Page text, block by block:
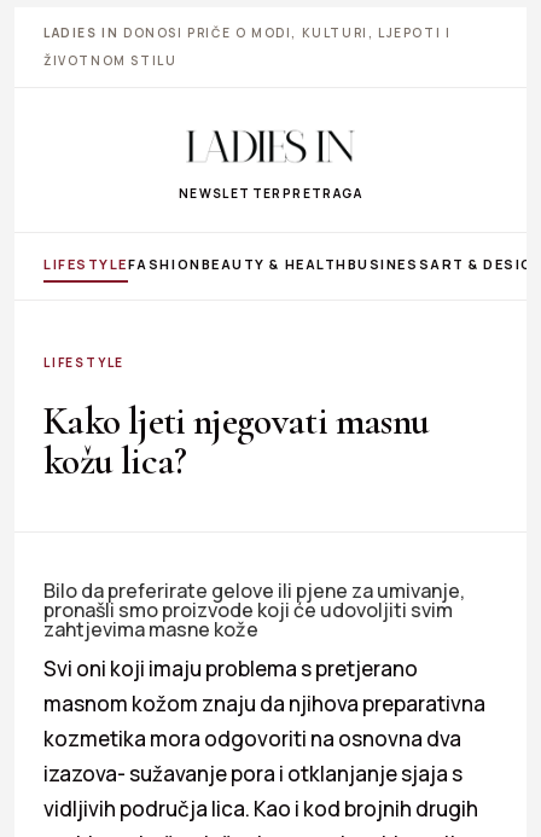
LADIES IN DONOSI PRIČE O MODI, KULTURI, LJEPOTI I
ŽIVOTNOM STILU
NEWSLETTER PRETRAGA
LIFESTYLEFASHIONBEAUTY & HEALTHBUSINESS ART &
LIFESTYLE
Kako ljeti njegovati masnu
kožu lica?
Bilo da preferirate gelove ili pjene za umivanje,
pronašli smo proizvode koji će udovoljiti svim
zahtjevima masne kože
Svi oni koji imaju problema s pretjerano
masnom kožom znaju da njihova preparativna
kozmetika mora odgovoriti na osnovna dva
izazova- sužavanje pora i otklanjanje sjaja s
vidljivih područja lica. Kao i kod brojnih drugih